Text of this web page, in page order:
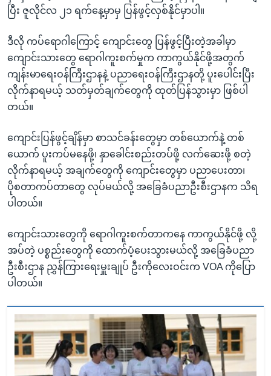
ပြီး ဇူလိုင်လ ၂၁ ရက်နေ့မှာမှ ပြန်ဖွင့်လှစ်နိုင်မှာပါ။
ဒီလို ကပ်ရောဂါကြောင့် ကျောင်းတွေ ပြန်ဖွင့်ပြီးတဲ့အခါမှာ
ကျောင်းသားတွေ ရောဂါကူးစက်မှုက ကာကွယ်နိုင်ဖို့အတွက်
ကျန်းမာရေးဝန်ကြီးဌာနနဲ့ ပညာရေးဝန်ကြီးဌာနတို့ ပူးပေါင်းပြီး
လိုက်နာရမယ့် သတ်မှတ်ချက်တွေကို ထုတ်ပြန်သွားမှာ ဖြစ်ပါ
တယ်။
ကျောင်းပြန်ဖွင့်ချိန်မှာ စာသင်ခန်းတွေမှာ တစ်ယောက်နဲ့ တစ်
ယောက် ပူးကပ်မနေဖို့၊ နှာခေါင်းစည်းတပ်ဖို့ လက်ဆေးဖို့ စတဲ့
လိုက်နာရမယ့် အချက်တွေကို ကျောင်းတွေမှာ ပညာပေးတာ၊
ပိုစတာကပ်တာတွေ လုပ်မယ်လို့ အခြေခံပညာဦးစီးဌာနက သိရ
ပါတယ်။
ကျောင်းသားတွေကို ရောဂါကူးစက်တာကနေ ကာကွယ်နိုင်ဖို့ လို့
အပ်တဲ့ ပစ္စည်းတွေကို ထောက်ပံ့ပေးသွားမယ်လို့ အခြေခံပညာ
ဦးစီးဌာန ညွှန်ကြားရေးမှူးချုပ် ဦးကိုလေးဝင်းက VOA ကိုပြော
ပါတယ်။